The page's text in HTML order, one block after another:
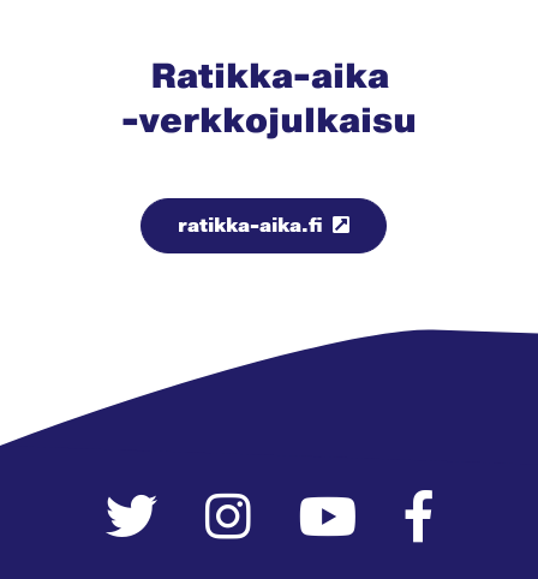
Ratikka-aika
-verkkojulkaisu
ratikka-aika.fi